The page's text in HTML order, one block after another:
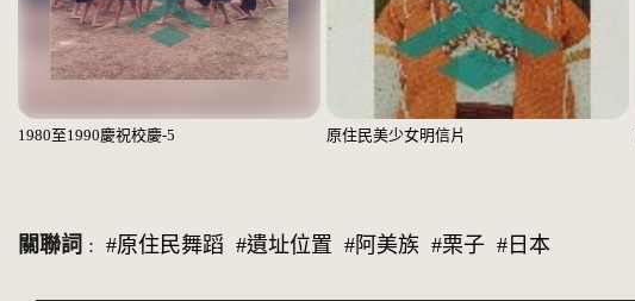
1980至1990慶祝校慶-5 原住民美少女明信片
關聯詞 : #原住民舞蹈 #遺址位置 #阿美族 #栗子 #日本